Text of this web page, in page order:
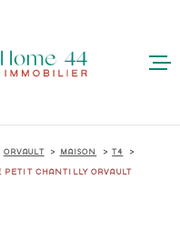
ORVAULT MAISON T4
CHANTILLY ORVAULT